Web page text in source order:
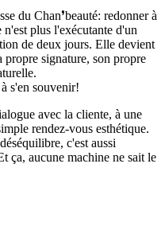
du Chan❜beauté: redonner à
plus l'exécutante d'un
de deux jours. Elle devient
propre signature, son propre
s'en souvenir!
avec la cliente, à une
rendez-vous esthétique.
c'est aussi
ça, aucune machine ne sait le